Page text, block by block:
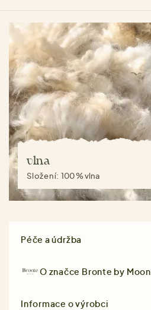
vlna
Složení:100 % vlna
Péče a údržba
O značce Bronte by Moon
Informace o výrobci